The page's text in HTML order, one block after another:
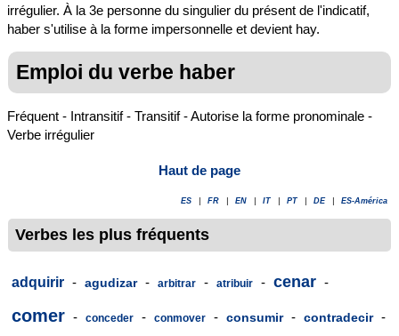
irrégulier. À la 3e personne du singulier du présent de l'indicatif,
haber s'utilise à la forme impersonnelle et devient hay.
Emploi du verbe haber
Fréquent - Intransitif - Transitif - Autorise la forme pronominale -
Verbe irrégulier
Haut de page
ES FR EN IT PT DE ES-América
Verbes les plus fréquents
adquirir - agudizar - arbitrar - atribuir - cenar -
comer - conceder - conmover - consumir - contradecir -